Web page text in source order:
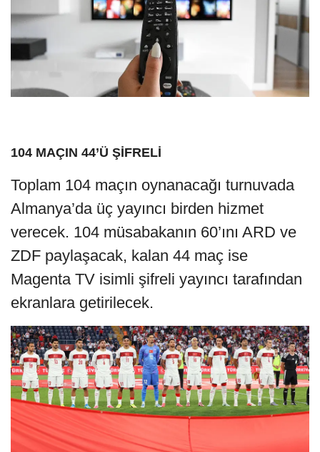
104 MAÇIN 44’Ü ŞİFRELİ
Toplam 104 maçın oynanacağı turnuvada
Almanya’da üç yayıncı birden hizmet
verecek. 104 müsabakanın 60’ını ARD ve
ZDF paylaşacak, kalan 44 maç ise
Magenta TV isimli şifreli yayıncı tarafından
ekranlara getirilecek.